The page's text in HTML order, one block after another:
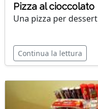
Pizza al cioccolato
Una pizza per dessert
Continua la lettura